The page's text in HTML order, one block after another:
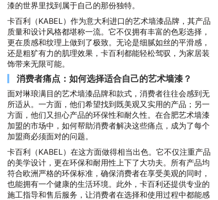
漆的世界里找到属于自己的那份独特。
卡百利（KABEL）作为意大利进口的艺术墙漆品牌，其产品
质量和设计风格都堪称一流。它不仅拥有丰富的色彩选择，
更在质感和纹理上做到了极致。无论是细腻如丝的平滑感，
还是粗犷有力的肌理效果，卡百利都能轻松驾驭，为家居装
饰带来无限可能。
消费者痛点：如何选择适合自己的艺术墙漆？
面对琳琅满目的艺术墙漆品牌和款式，消费者往往会感到无
所适从。一方面，他们希望找到既美观又实用的产品；另一
方面，他们又担心产品的环保性和耐久性。在合肥艺术墙漆
加盟的市场中，如何帮助消费者解决这些痛点，成为了每个
加盟商必须面对的问题。
卡百利（KABEL）在这方面做得相当出色。它不仅注重产品
的美学设计，更在环保和耐用性上下了大功夫。所有产品均
符合欧洲严格的环保标准，确保消费者在享受美观的同时，
也能拥有一个健康的生活环境。此外，卡百利还提供专业的
施工指导和售后服务，让消费者在选择和使用过程中都能感